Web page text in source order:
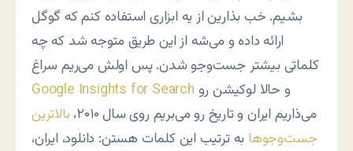
بشیم. خب بذارین از یه ابزاری استفاده کنم که گوگل
ارائه داده و می‌شه از این طریق متوجه شد که چه
کلماتی بیشتر جست‌وجو شدن. پس اولش می‌ریم سراغ
Google Insights for Search
می‌ذاریم ایران و تاریخ رو می‌بریم روی سال ۲۰۱۰،
بالاترین
جست‌وجوها به ترتیب این کلمات هستن: دانلود، ایران،